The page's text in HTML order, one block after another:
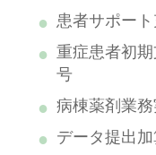
患者サポー
重症患者初
号
病棟薬剤業
データ提出